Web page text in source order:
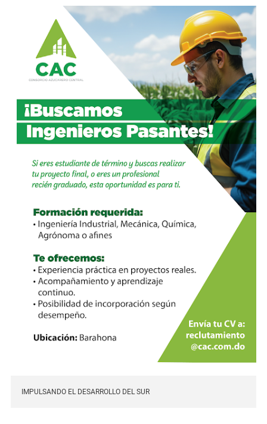
IMPULSANDO EL DESARROLLO DEL SUR